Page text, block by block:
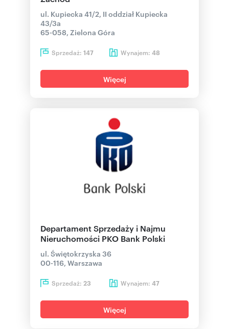
ul. Kupiecka 41/2, II oddział Kupiecka
43/3a
65-058, Zielona Góra
Sprzedaż: 147 Wynajem: 48
Więcej
Departament Sprzedaży i Najmu
Nieruchomości PKO Bank Polski
ul. Świętokrzyska 36
00-116, Warszawa
Sprzedaż: 23 Wynajem: 47
Więcej